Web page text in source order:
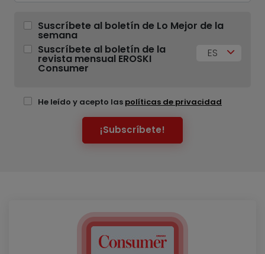
Suscríbete al boletín de Lo Mejor de la
semana
Suscríbete al boletín de la
revista mensual EROSKI
Consumer
ES
He leído y acepto las políticas de privacidad
¡Subscríbete!